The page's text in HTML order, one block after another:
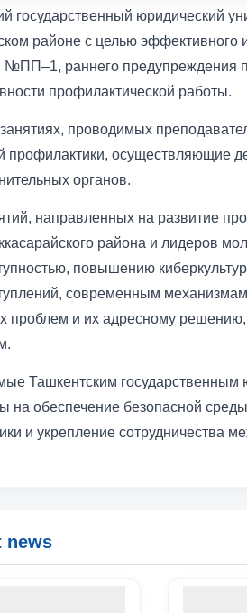
государственный юридический
районе с целью эффективного
№ПП–1, раннего
профилактической работы.
проводимых
профилактики, осуществляющие
органов.
направленных на развитие
района и лидеров
повышению
современным
проблем и их адресному
Ташкентским
на обеспечение безопасной
и укрепление сотрудничества
news